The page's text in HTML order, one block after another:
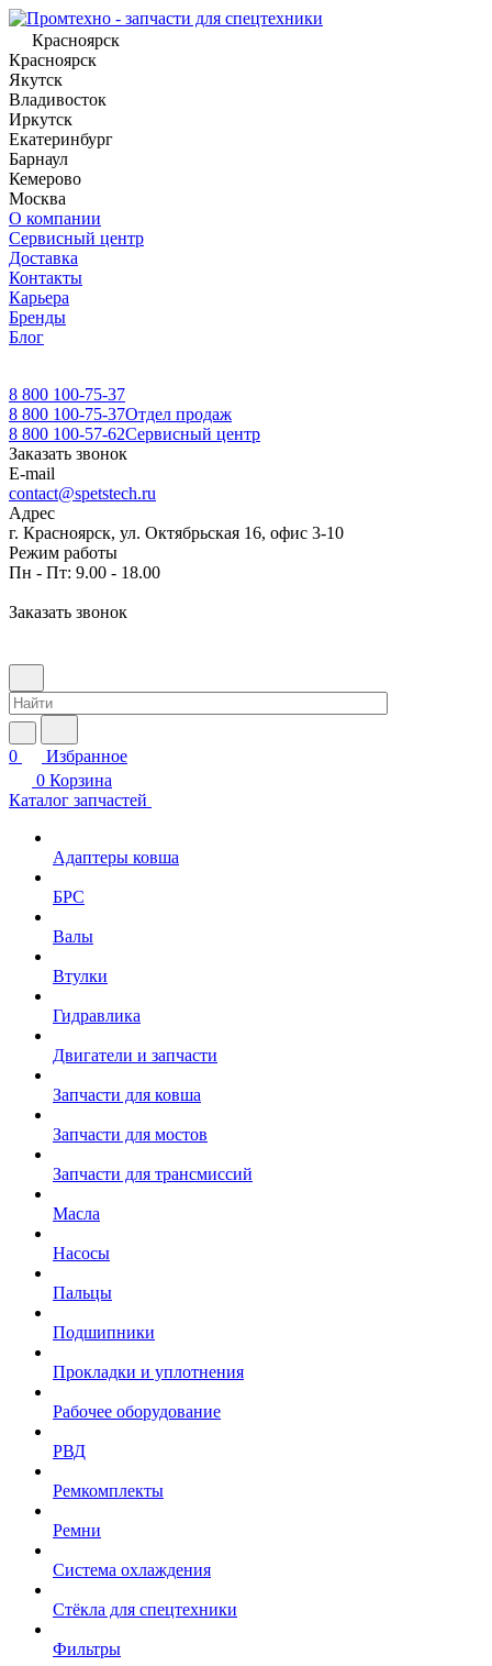
Красноярск
Красноярск
Якутск
Владивосток
Иркутск
Екатеринбург
Барнаул
Кемерово
Москва
О компании
Сервисный центр
Доставка
Контакты
Карьера
Бренды
Блог
8 800 100-75-37
8 800 100-75-37Отдел продаж
8 800 100-57-62Сервисный центр
Заказать звонок
E-mail
contact@spetstech.ru
Адрес
г. Красноярск, ул. Октябрьская 16, офис 3-10
Режим работы
Пн - Пт: 9.00 - 18.00
Заказать звонок
0
Избранное
0 Корзина
Каталог запчастей
Адаптеры ковша
БРС
Валы
Втулки
Гидравлика
Двигатели и запчасти
Запчасти для ковша
Запчасти для мостов
Запчасти для трансмиссий
Масла
Насосы
Пальцы
Подшипники
Прокладки и уплотнения
Рабочее оборудование
РВД
Ремкомплекты
Ремни
Система охлаждения
Стёкла для спецтехники
Фильтры